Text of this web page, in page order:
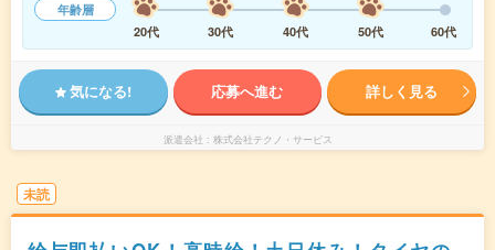
年齢層
20代
30代 40代 50代 60代
気になる! 応募へ進む 詳しく見る
派遣会社 株式会社テクノ・サービス
未読